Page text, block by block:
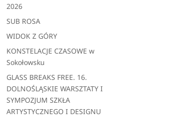
2026
SUB ROSA
WIDOK Z GÓRY
KONSTELACJE CZASOWE w
Sokołowsku
GLASS BREAKS FREE. 16.
DOLNOŚLĄSKIE WARSZTATY I
SYMPOZJUM SZKŁA
ARTYSTYCZNEGO I DESIGNU